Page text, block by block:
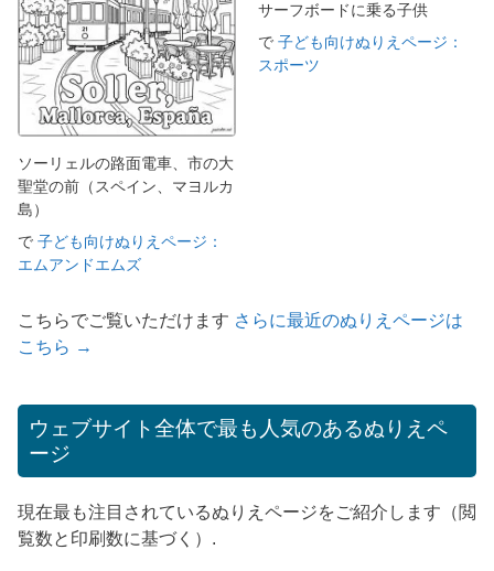
ソーリェルの路面電車、市の大
聖堂の前（スペイン、マヨルカ
島）
で 子ども向けぬりえページ：
エムアンドエムズ
サーフボードに乗る子供
で 子ども向けぬりえページ：
スポーツ
こちらでご覧いただけます さらに最近のぬりえページは
こちら →
ウェブサイト全体で最も人気のあるぬりえペ
ージ
現在最も注目されているぬりえページをご紹介します（閲
覧数と印刷数に基づく）.